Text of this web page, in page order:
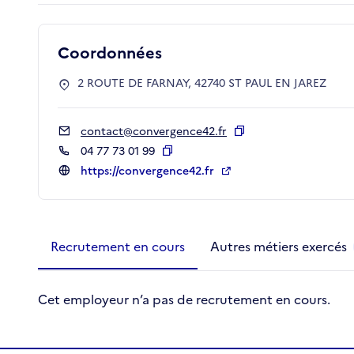
Coordonnées
2 ROUTE DE FARNAY, 42740 ST PAUL EN JAREZ
contact@convergence42.fr
04 77 73 01 99
Copier
https://convergence42.fr
Métiers de la structure
Recrutement en cours Autres métiers exercés
Cet employeur n’a pas de recrutement en cours.